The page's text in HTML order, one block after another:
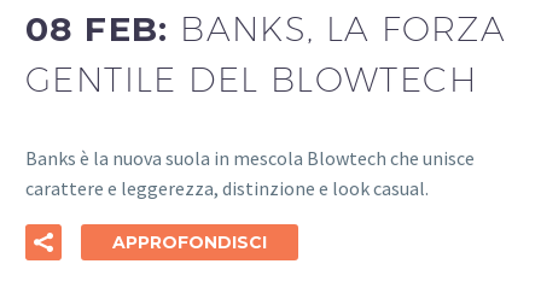
08 FEB: BANKS, LA FORZA
GENTILE DEL BLOWTECH
Banks è la nuova suola in mescola Blowtech che unisce
carattere e leggerezza, distinzione e look casual.
APPROFONDISCI